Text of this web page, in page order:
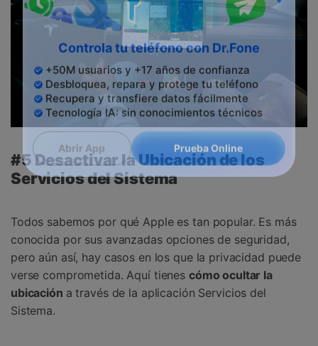
#5 Desactivar la Ubicación de los
Servicios del Sistema
Todos sabemos por qué Apple es tan popular. Es más
conocida por sus avanzadas opciones de seguridad,
pero aún así, hay casos en los que la privacidad puede
verse comprometida. Aquí tienes cómo ocultar la
ubicación a través de la aplicación Servicios del
Sistema.
Controla tu teléfono con Dr.Fone
+50M usuarios y +17 años de confianza
Desbloquea, repara y protege tu teléfono
Recupera y transfiere datos fácilmente
Tecnología IA: sin conocimientos técnicos
Abrir App Prueba Online